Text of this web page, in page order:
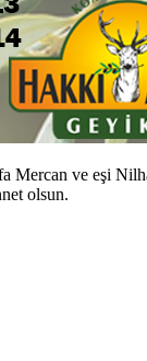
Mercan ve eşi
olsun.